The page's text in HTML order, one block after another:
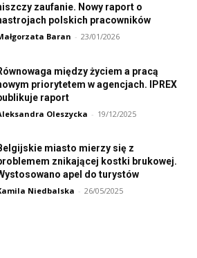
zaufanie. Nowy raport o
polskich pracowników
Baran - 23/01/2026
między życiem a pracą
priorytetem w agencjach. IPREX
raport
Oleszycka - 19/12/2025
miasto mierzy się z
znikającej kostki brukowej.
apel do turystów
Niedbalska - 26/05/2025